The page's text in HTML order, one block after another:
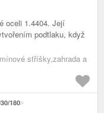
oceli 1.4404. Její
podtlaku, když
stříšky,zahrada a
180